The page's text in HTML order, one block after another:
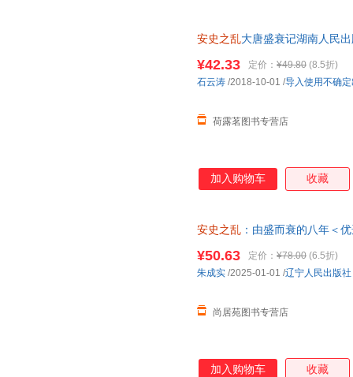
文，品读从强盛到衰败并存的
名家诗篇与安史之乱间建立起
塌的细微线索。拨开层层迷雾
安史之乱大唐盛衰记湖南人民
¥42.33 定价： ¥49.80 (8.5折)
荷露茗图书专营店
石云涛 /2018-10-01 /导入使用不确
加入购物车 收藏
安史之乱 ：由盛而衰的八年＜
¥50.63 定价： ¥78.00 (6.5折)
尚居苑图书专营店
朱成实 /2025-01-01 /辽宁人民出版社
加入购物车 收藏